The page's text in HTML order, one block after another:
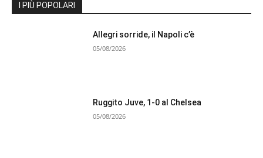
I PIÙ POPOLARI
Allegri sorride, il Napoli c’è
05/08/2026
Ruggito Juve, 1-0 al Chelsea
05/08/2026